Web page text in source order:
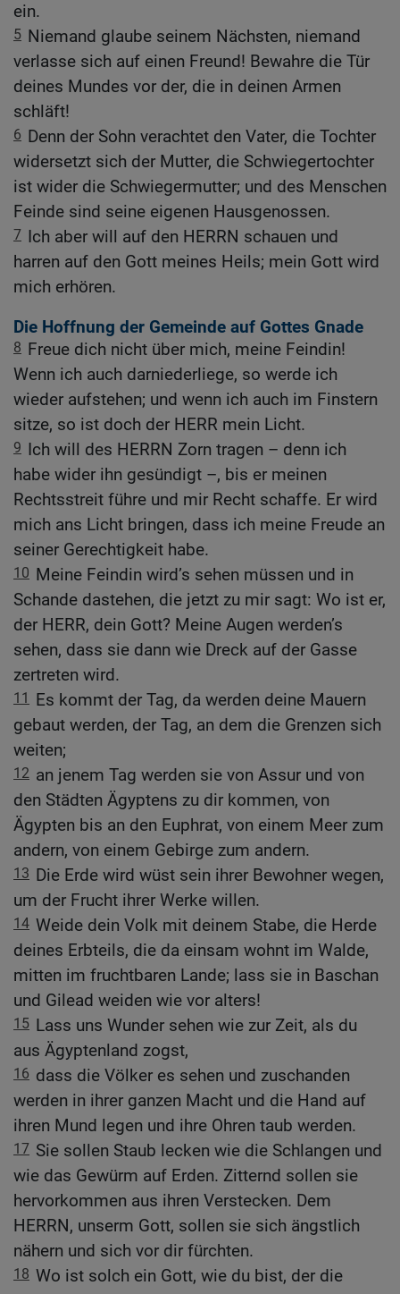
ein.
5 Niemand glaube seinem Nächsten, niemand
verlasse sich auf einen Freund! Bewahre die Tür
deines Mundes vor der, die in deinen Armen
schläft!
6 Denn der Sohn verachtet den Vater, die Tochter
widersetzt sich der Mutter, die Schwiegertochter
ist wider die Schwiegermutter; und des Menschen
Feinde sind seine eigenen Hausgenossen.
7 Ich aber will auf den HERRN schauen und
harren auf den Gott meines Heils; mein Gott wird
mich erhören.
Die Hoffnung der Gemeinde auf Gottes Gnade
8 Freue dich nicht über mich, meine Feindin!
Wenn ich auch darniederliege, so werde ich
wieder aufstehen; und wenn ich auch im Finstern
sitze, so ist doch der HERR mein Licht.
9 Ich will des HERRN Zorn tragen – denn ich
habe wider ihn gesündigt –, bis er meinen
Rechtsstreit führe und mir Recht schaffe. Er wird
mich ans Licht bringen, dass ich meine Freude an
seiner Gerechtigkeit habe.
10 Meine Feindin wird’s sehen müssen und in
Schande dastehen, die jetzt zu mir sagt: Wo ist er,
der HERR, dein Gott? Meine Augen werden’s
sehen, dass sie dann wie Dreck auf der Gasse
zertreten wird.
11
Es kommt der Tag, da werden deine Mauern
gebaut werden, der Tag, an dem die Grenzen sich
weiten;
12 an jenem Tag werden sie von Assur und von
den Städten Ägyptens zu dir kommen, von
Ägypten bis an den Euphrat, von einem Meer zum
andern, von einem Gebirge zum andern.
13 Die Erde wird wüst sein ihrer Bewohner wegen,
um der Frucht ihrer Werke willen.
14 Weide dein Volk mit deinem Stabe, die Herde
deines Erbteils, die da einsam wohnt im Walde,
mitten im fruchtbaren Lande; lass sie in Baschan
und Gilead weiden wie vor alters!
15 Lass uns Wunder sehen wie zur Zeit, als du
aus Ägyptenland zogst,
16 dass die Völker es sehen und zuschanden
werden in ihrer ganzen Macht und die Hand auf
ihren Mund legen und ihre Ohren taub werden.
17 Sie sollen Staub lecken wie die Schlangen und
wie das Gewürm auf Erden. Zitternd sollen sie
hervorkommen aus ihren Verstecken. Dem
HERRN, unserm Gott, sollen sie sich ängstlich
nähern und sich vor dir fürchten.
18 Wo ist solch ein Gott, wie du bist, der die